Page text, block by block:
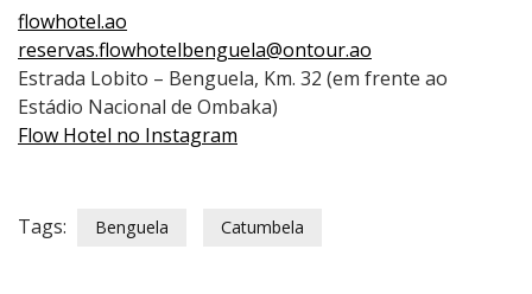
flowhotel.ao
reservas.flowhotelbenguela@ontour.ao
Estrada Lobito – Benguela, Km. 32 (em frente ao
Estádio Nacional de Ombaka)
Flow Hotel no Instagram
Tags: Benguela Catumbela